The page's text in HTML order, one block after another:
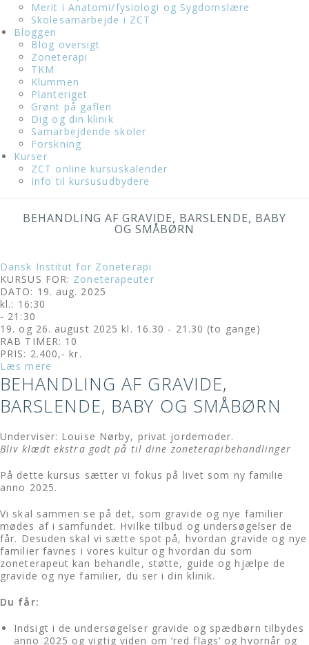
Merit i Anatomi/fysiologi og Sygdomslære
Skolesamarbejde i ZCT
Bloggen
Blog oversigt
Zoneterapi
TKM
Klummen
Planteriget
Grønt på gaflen
Dig og din klinik
Samarbejdende skoler
Forskning
Kurser
ZCT online kursuskalender
Info til kursusudbydere
BEHANDLING AF GRAVIDE, BARSLENDE, BABY
OG SMÅBØRN
Dansk Institut for Zoneterapi
KURSUS FOR: Zoneterapeuter
DATO: 19. aug. 2025
kl.: 16:30
- 21:30
19. og 26. august 2025 kl. 16.30 - 21.30 (to gange)
RAB TIMER: 10
PRIS: 2.400,- kr.
Læs mere
BEHANDLING AF GRAVIDE,
BARSLENDE, BABY OG SMÅBØRN
Underviser: Louise Nørby, privat jordemoder.
Bliv klædt ekstra godt på til dine zoneterapibehandlinger
På dette kursus sætter vi fokus på livet som ny familie
anno 2025.
Vi skal sammen se på det, som gravide og nye familier
mødes af i samfundet. Hvilke tilbud og undersøgelser de
får. Desuden skal vi sætte spot på, hvordan gravide og nye
familier favnes i vores kultur og hvordan du som
zoneterapeut kan behandle, støtte, guide og hjælpe de
gravide og nye familier, du ser i din klinik.
Du får:
Indsigt i de undersøgelser gravide og spædbørn tilbydes
anno 2025 og vigtig viden om ‘red flags’ og hvornår og